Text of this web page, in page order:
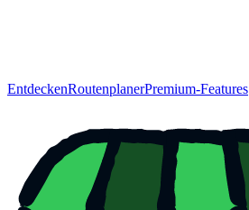
EntdeckenRoutenplanerPremium-Features